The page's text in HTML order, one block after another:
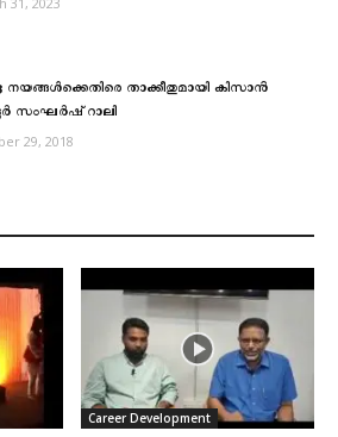
നയങ്ങള്‍ക്കെതിരെ താക്കീതുമായി കിസാന്‍
സംഘര്‍ഷ് റാലി
29, 2018
Career Development